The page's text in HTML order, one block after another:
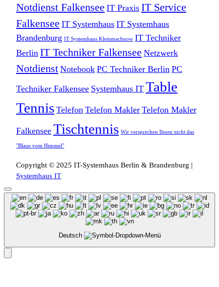
Notdienst Falkensee IT Praxis IT Service
Falkensee IT Systemhaus IT Systemhaus
Brandenburg IT Systemhaus Kleinmachnow IT Techniker
Berlin IT Techniker Falkensee Netzwerk
Notdienst Notebook PC Techniker Berlin PC
Techniker Falkensee Systemhaus IT Table
Tennis Telefon Telefon Makler Telefon Makler
Falkensee Tischtennis Wir versprechen Ihnen nicht das
"Blaue vom Himmel"
Copyright © 2025 IT-Systemhaus Berlin & Brandenburg |
Systemhaus IT
Deutsch